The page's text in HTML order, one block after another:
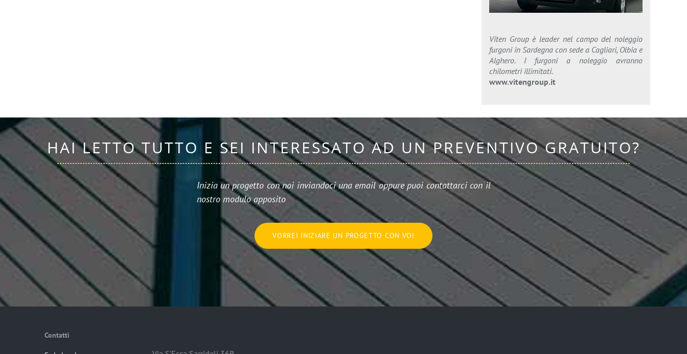
Viten Group è leader nel campo del noleggio
furgoni in Sardegna con sede a Cagliari, Olbia e
Alghero. I furgoni a noleggio avranno
chilometri illimitati.
www.vitengroup.it
HAI LETTO TUTTO E SEI INTERESSATO AD UN PREVENTIVO GRATUITO?
Inizia un progetto con noi inviandoci una email oppure puoi contattarci con il
nostro modulo apposito
VORREI INIZIARE UN PROGETTO CON VOI
Contatti